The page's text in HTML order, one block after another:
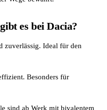
es bei Dacia?
zuverlässig. Ideal für den
Besonders für
sind ab Werk mit bivalentem